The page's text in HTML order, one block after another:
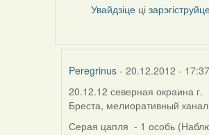
Увайдзіце ці
Peregrinus- 20.12.2012 - 17:37
In
reply
to
20.12.12 северная окраина г.
Бреста, мелиоративный канал
Серая цапля - 1 особь